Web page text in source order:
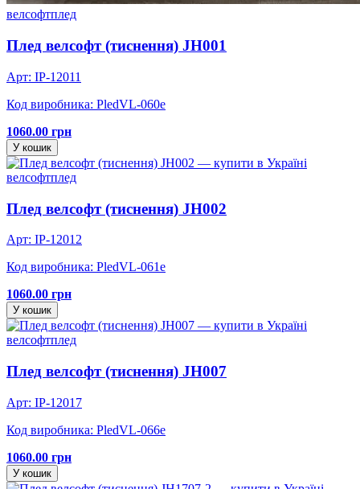
велсофтплед
Плед велсофт (тиснення) JH001
Арт: IP-12011
Код виробника: PledVL-060e
1060.00 грн
У кошик
велсофтплед
Плед велсофт (тиснення) JH002
Арт: IP-12012
Код виробника: PledVL-061e
1060.00 грн
У кошик
велсофтплед
Плед велсофт (тиснення) JH007
Арт: IP-12017
Код виробника: PledVL-066e
1060.00 грн
У кошик